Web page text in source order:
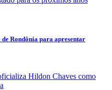
Rondônia para apresentar